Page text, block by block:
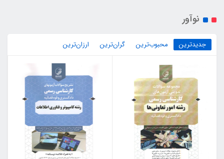
نوآور
جدیدترین محبوب‌ترین گران‌ترین ارزان‌ترین